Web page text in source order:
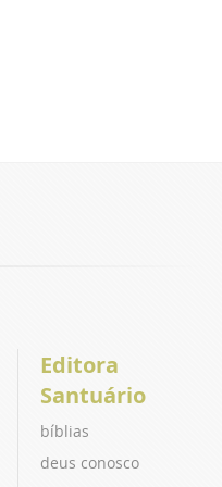
Editora
Santuário
bíblias
deus conosco